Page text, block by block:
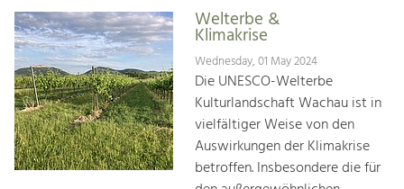
Increase in Regional Value Added.Welterbe &
Klimakrise
Wednesday, 01 May 2024
Die UNESCO-Welterbe
Kulturlandschaft Wachau ist in
vielfältiger Weise von den
Auswirkungen der Klimakrise
betroffen. Insbesondere die für